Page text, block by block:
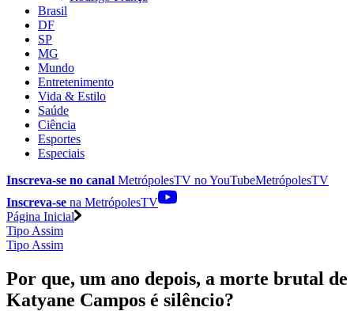
Brasil
DF
SP
MG
Mundo
Entretenimento
Vida & Estilo
Saúde
Ciência
Esportes
Especiais
Inscreva-se no canal MetrópolesTV noYouTubeMetrópolesTV
Inscreva-se na MetrópolesTV
Página Inicial
Tipo Assim
Tipo Assim
Por que, um ano depois, a morte brutal de
Katyane Campos é silêncio?